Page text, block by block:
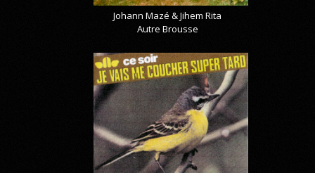
Johann Mazé & Jihem Rita
Autre Brousse